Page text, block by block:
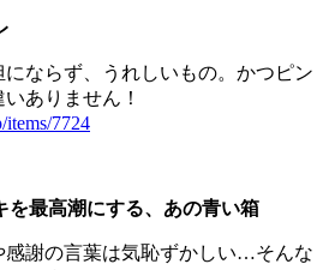
ならず、うれしいもの。かつピン
ありません！
7724
を最高潮にする、あの青い箱
感謝の言葉は気恥ずかしい…そんな